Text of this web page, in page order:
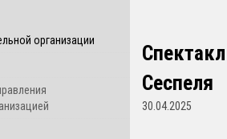
организации
Сеспеля
30.04.2025